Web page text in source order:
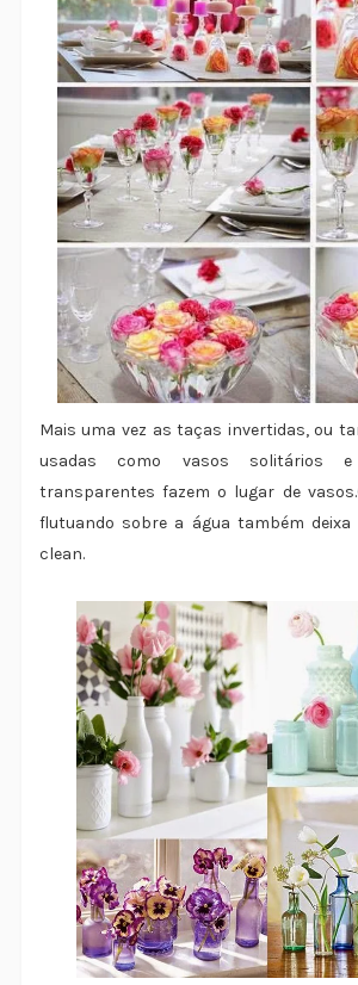
Mais uma vez as taças invertidas, ou
usadas como vasos solitários
transparentes fazem o lugar de
flutuando sobre a água também
clean.